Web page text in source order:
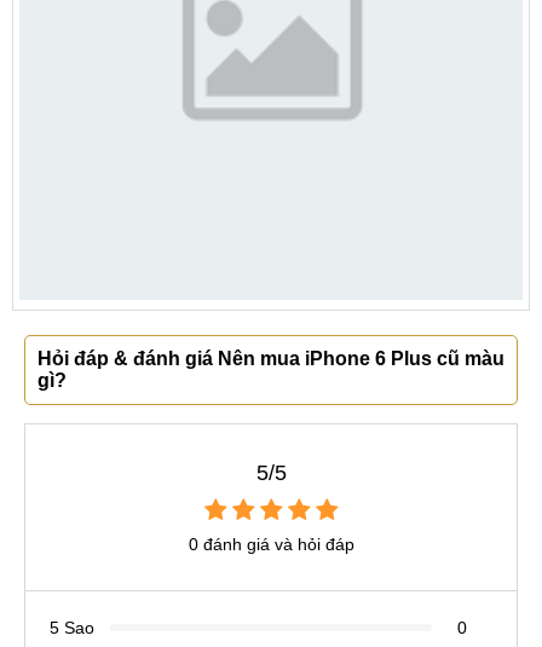
Hỏi đáp & đánh giá Nên mua iPhone 6 Plus cũ màu
gì?
5/5
0 đánh giá và hỏi đáp
5 Sao
0